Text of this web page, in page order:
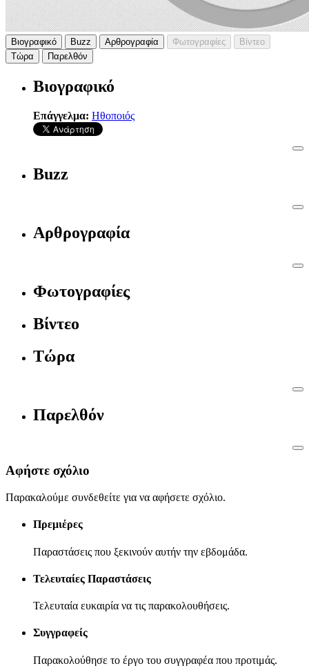
Βιογραφικό Buzz Αρθρογραφία Φωτογραφίες
Βίντεο
Τώρα
Παρελθόν
Βιογραφικό
Επάγγελμα: Ηθοποιός
Buzz
Αρθρογραφία
Φωτογραφίες
Βίντεο
Τώρα
Παρελθόν
Αφήστε σχόλιο
Παρακαλούμε συνδεθείτε για να αφήσετε σχόλιο.
Πρεμιέρες
Παραστάσεις που ξεκινούν αυτήν την εβδομάδα.
Τελευταίες Παραστάσεις
Τελευταία ευκαιρία να τις παρακολουθήσεις.
Συγγραφείς
Παρακολούθησε το έργο του συγγραφέα που προτιμάς.